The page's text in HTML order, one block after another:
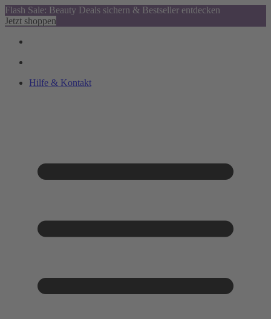
Flash Sale: Beauty Deals sichern & Bestseller entdecken
Jetzt shoppen
Hilfe & Kontakt